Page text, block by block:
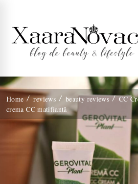
Xaara
Home reviews beauty reviews
CC
crema CC matifiantă